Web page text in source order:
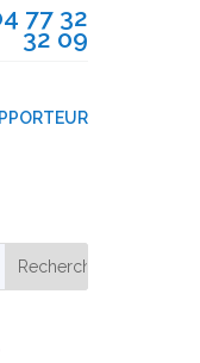
77 32
32 09